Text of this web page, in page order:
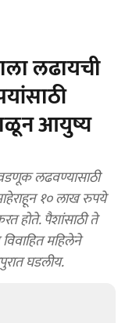
लढायची
आयुष्य
१० लाख रुपये
होते. पैशांसाठी ते
घडलीय.